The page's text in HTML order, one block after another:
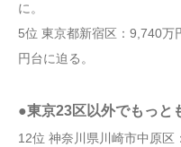
に。
5位 東京都新宿区：9,740
円台に迫る。
●東京23区以外でもっと
12位 神奈川県川崎市中原区